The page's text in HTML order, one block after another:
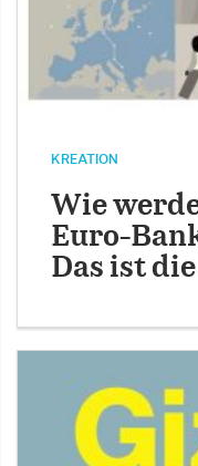
KREATION
Wie
Euro-
Das ist